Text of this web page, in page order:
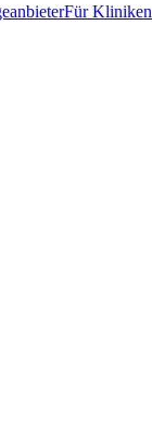
Für Kliniken